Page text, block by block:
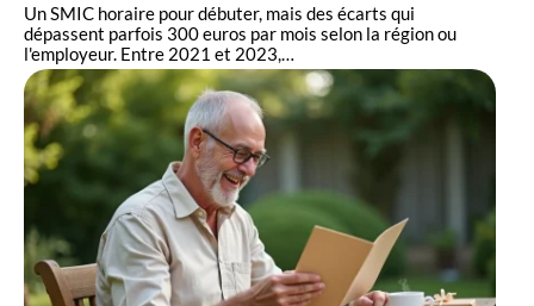
Un SMIC horaire pour débuter, mais des écarts qui
dépassent parfois 300 euros par mois selon la région ou
l'employeur. Entre 2021 et 2023,…